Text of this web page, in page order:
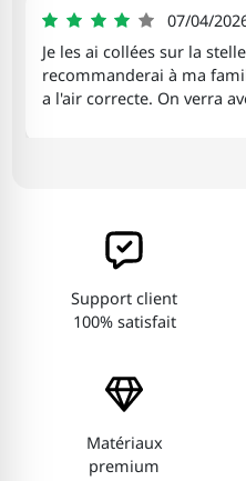
Anne-marie
07/04/
4
Je les ai collées sur la
recommanderai à ma
a l'air correcte. On verra
Un bel hommage au
permet de garder un
Super merci beaucoup
Support client
100% satisfait
Matériaux
premium